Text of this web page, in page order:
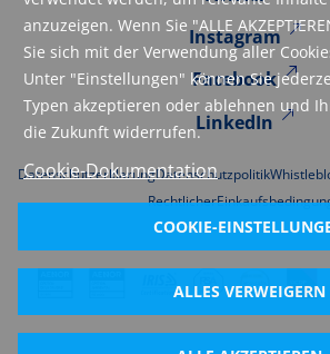
anzuzeigen. Wenn Sie "ALLE
Sie sich mit der Verwendung aller
Unter "Einstellungen" können Sie
Typen akzeptieren oder ablehnen und
die Zukunft widerrufen.
Cookie-Dokumentation
COOKIE-
ALLES VERWEIGERN
Instagram
Facebook
LinkedIn
DatenschutzerklarungDatenschutzpolitik
Rechtlicher